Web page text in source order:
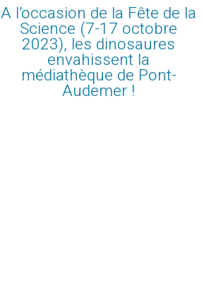
A l’occasion de la Fête de la
Science (7-17 octobre
2023), les dinosaures
envahissent la
médiathèque de Pont-
Audemer !